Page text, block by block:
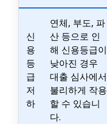
신
용
등
급
저
하
연체, 부도, 파
산 등으로 인
해 신용등급이
낮아진 경우
대출 심사에서
불리하게 작용
할 수 있습니
다.